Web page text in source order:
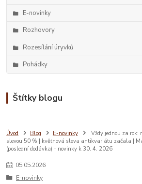
E-novinky
Rozhovory
Rozesílání úryvků
Pohádky
Štítky blogu
Úvod Blog E-novinky
Vždy jednou za rok:
slevou 50 % | květnová sleva antikvariátu začala |
(poslední dodávka) - novinky k 30. 4. 2026
05.05.2026
E-novinky